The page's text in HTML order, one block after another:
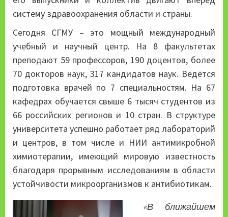
систему здравоохранения области и страны.
Сегодня СГМУ – это мощный международный
учебный и научный центр. На 8 факультетах
преподают 59 профессоров, 190 доцентов, более
70 докторов наук, 317 кандидатов наук. Ведётся
подготовка врачей по 7 специальностям. На 67
кафедрах обучается свыше 6 тысяч студентов из
66 российских регионов и 10 стран. В структуре
университета успешно работает ряд лабораторий
и центров, в том числе и НИИ антимикробной
химиотерапии, имеющий мировую известность
благодаря прорывным исследованиям в области
устойчивости микроорганизмов к антибиотикам.
«В ближайшем